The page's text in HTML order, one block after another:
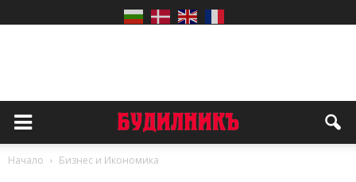
Начало Бизнес и Икономика